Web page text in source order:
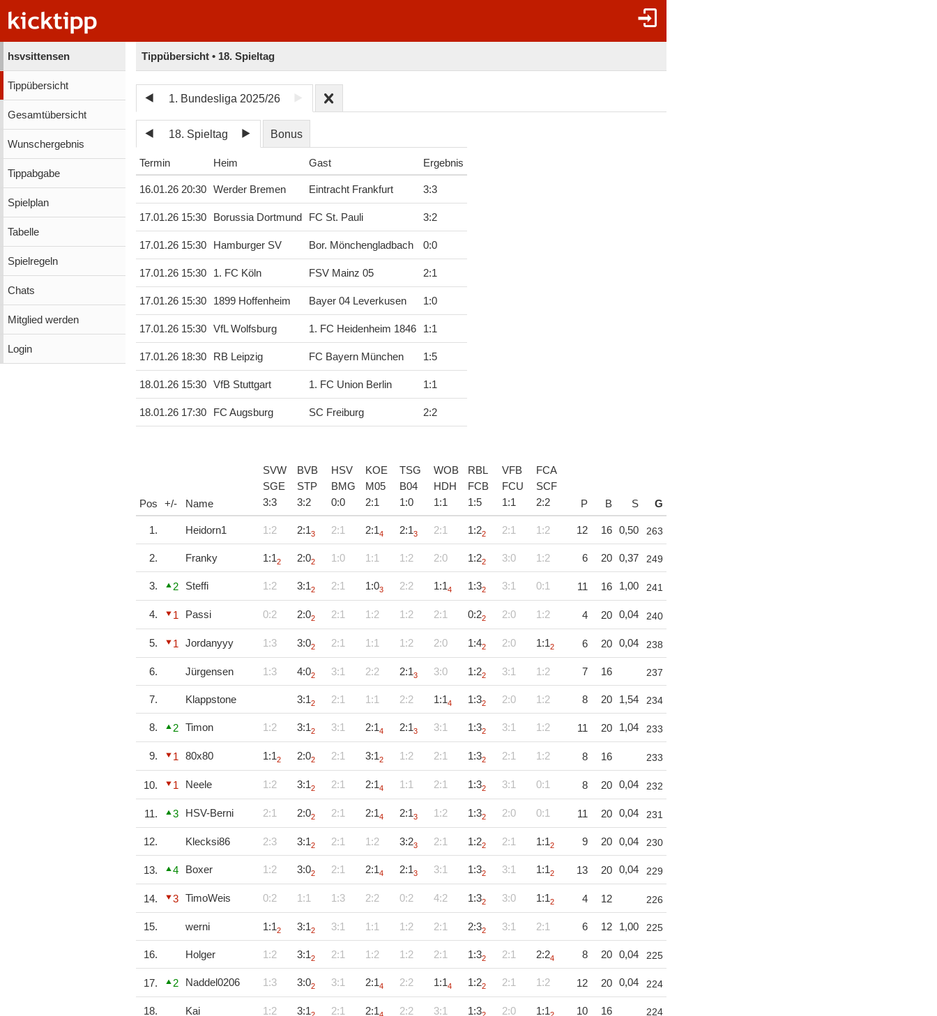
hsvsittensen
Tippübersicht
Gesamtübersicht
Wunschergebnis
Tippabgabe
Spielplan
Tabelle
Spielregeln
Chats
Mitglied werden
Login
Tippübersicht • 18. Spieltag
1. Bundesliga 2025/26
18. Spieltag Bonus
Termin Heim Gast Ergebnis
16.01.26 20:30 Werder Bremen Eintracht Frankfurt 3:3
17.01.26 15:30 Borussia Dortmund FC St. Pauli 3:2
17.01.26 15:30 Hamburger SV Bor. Mönchengladbach 0:0
17.01.26 15:30 1. FC Köln FSV Mainz 05 2:1
17.01.26 15:30 1899 Hoffenheim Bayer 04 Leverkusen 1:0
17.01.26 15:30 VfL Wolfsburg 1. FC Heidenheim 1846 1:1
17.01.26 18:30 RB Leipzig FC Bayern München 1:5
18.01.26 15:30 VfB Stuttgart 1. FC Union Berlin 1:1
18.01.26 17:30 FC Augsburg SC Freiburg 2:2
Pos +/- Name
SVW
SGE
3:3
BVB
STP
3:2
HSV
BMG
0:0
KOE
M05
2:1
TSG
B04
1:0
WOB
HDH
1:1
RBL
FCB
1:5
VFB
FCU
1:1
FCA
SCF
2:2 P B S G
1. Heidorn1 1:2 2:13 2:1 2:14 2:13 2:1 1:22 2:1 1:2 12 16 0,50 263
2. Franky 1:12 2:02 1:0 1:1 1:2 2:0 1:22 3:0 1:2 6 20 0,37 249
3. 2 Steffi 1:2 3:12 2:1 1:03 2:2 1:14 1:32 3:1 0:1 11 16 1,00 241
4. 1 Passi 0:2 2:02 2:1 1:2 1:2 2:1 0:22 2:0 1:2 4 20 0,04 240
5. 1 Jordanyyy 1:3 3:02 2:1 1:1 1:2 2:0 1:42 2:0 1:12 6 20 0,04 238
6. Jürgensen 1:3 4:02 3:1 2:2 2:13 3:0 1:22 3:1 1:2 7 16 237
7. Klappstone 3:12 2:1 1:1 2:2 1:14 1:32 2:0 1:2 8 20 1,54 234
8. 2 Timon 1:2 3:12 3:1 2:14 2:13 3:1 1:32 3:1 1:2 11 20 1,04 233
9. 1 80x80 1:12 2:02 2:1 3:12 1:2 2:1 1:32 2:1 1:2 8 16 233
10. 1 Neele 1:2 3:12 2:1 2:14 1:1 2:1 1:32 3:1 0:1 8 20 0,04 232
11. 3 HSV-Berni 2:1 2:02 2:1 2:14 2:13 1:2 1:32 2:0 0:1 11 20 0,04 231
12. Klecksi86 2:3 3:12 2:1 1:2 3:23 2:1 1:22 2:1 1:12 9 20 0,04 230
13. 4 Boxer 1:2 3:02 2:1 2:14 2:13 3:1 1:32 3:1 1:12 13 20 0,04 229
14. 3 TimoWeis 0:2 1:1 1:3 2:2 0:2 4:2 1:32 3:0 1:12 4 12 226
15. werni 1:12 3:12 3:1 1:1 1:2 2:1 2:32 3:1 2:1 6 12 1,00 225
16. Holger 1:2 3:12 2:1 1:2 1:2 2:1 1:32 2:1 2:24 8 20 0,04 225
17. 2 Naddel0206 1:3 3:02 3:1 2:14 2:2 1:14 1:22 2:1 1:2 12 20 0,04 224
18. Kai 1:2 3:1 2:1 2:1 2:2 3:1 1:3 2:0 1:1 10 16 224